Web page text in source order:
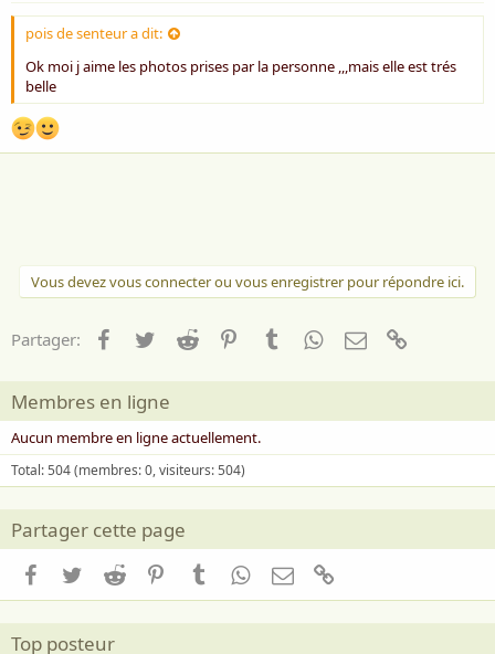
pois de senteur a dit:
Ok moi j aime les photos prises par la personne ,,,mais elle est trés
belle
Vous devez vous connecter ou vous enregistrer pour répondre ici.
Partager: Facebook
TwitterReddit PinterestTumblrWhatsApp
Email
Membres en ligne
Aucun membre en ligne actuellement.
Total: 504 (membres: 0, visiteurs: 504)
Partager cette page
Facebook
TwitterReddit PinterestTumblrWhatsApp
Email
Top posteur